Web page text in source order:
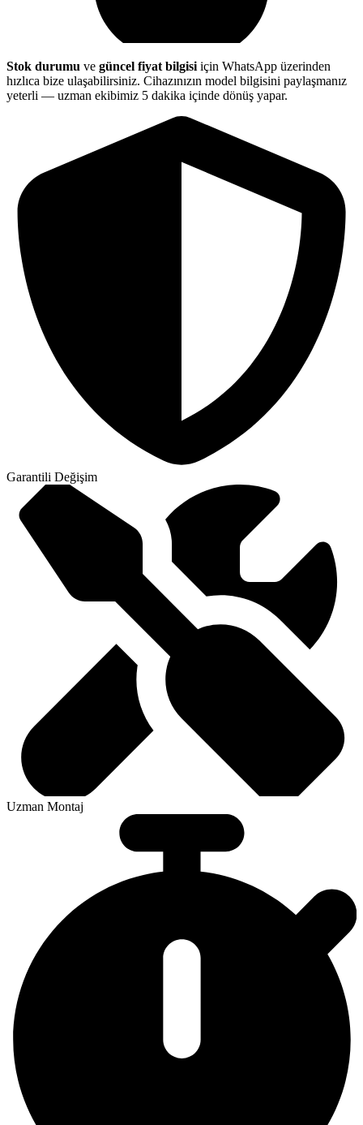
Stok durumu ve güncel fiyat bilgisi için WhatsApp üzerinden
hızlıca bize ulaşabilirsiniz. Cihazınızın model bilgisini paylaşmanız
yeterli — uzman ekibimiz 5 dakika içinde dönüş yapar.
Garantili Değişim
Uzman Montaj